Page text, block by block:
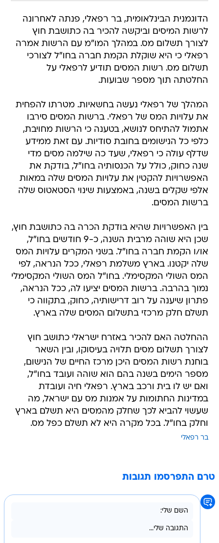
הדוגמנית הבינלאומית, בר רפאלי, פנתה לאחרונה
לרשות המיסים וביקשה להכיר בה כתושבת חוץ
לצורך תשלום מס. במהלך המו"מ עם הרשות אמרה
רפאלי כי היא שוקלת הקמת חברה בחו"ל לצורכי
תשלום מס. רשות המסים תודיע לרפאלי על
החלטתה תוך מספר שבועות.
המהלך של רפאלי נעשה בחשאיות. מטרתו להפחית
את עלויות המס של רפאלי. ברשות המסים סירבו
אתמול להתיחס לנושא, בטענה כי הרשות מחויבת,
כלפי כל הנישומים בחובת סודיות. עם זאת ממידע
שדלף עולה כי רפאלי, שעד כה שילמה מסים מדי
שנה כחוק, כולל על הכנסותיה בחו"ל, בודקת את
האפשרויות להקטין את עלויות המסים שלה במאות
אלפי שקלים בשנה, באמצעות שינוי הסטאטוס שלה
ברשות המסים.
בין האפשרויות שהיא בודקת הכרה בה כתושבת חוץ,
שכן היא שוהה מרבית השנה, כ-9 חודשים בחו"ל,
או/ו הקמת חברה בחו"ל. בשני המקרים עלויות המס
שלה יקטנו. בארץ משלמת רפאלי, ככל הנראה, לפי
המס השולי המקסימלי. בחו"ל המס השולי המקסימלי
נמוך בהרבה. ברשות המסים יציעו לה, ככל הנראה,
פתרון שיענה על רוב דרישותיה, כחוק, בתקווה כי
תשלם חלק מרכזי בתשלום המסים שלה בארץ.
ההחלטה האם להכיר באזרח ישראלי כתושב חוץ
לצורך תשלום מסים תלויה בעיסוקו, ובין השאר
בוחנת רשות המסים היכן מרכז החיים של הנישום,
מספר הימים בשנה בהם הוא שוהה ועובד בחו"ל,
ואם יש לו בית ורכב בארץ. רפאלי חיה ועובדת
במדינות החתומות על אמנות מס עם ישראל, מה
שעשוי להביא לכך שחלק מהמסים היא תשלם בארץ
וחלק בחו"ל. בכל מקרה היא לא תשלם כפל מס.
בר רפאלי
טרם התפרסמו תגובות